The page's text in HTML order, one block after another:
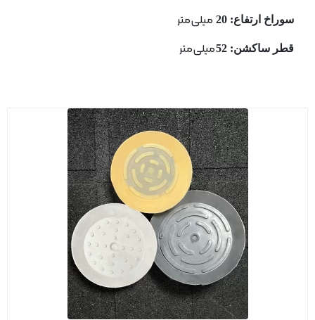
سوراخ ارتفاع: 20 میلی متر
قطر ساكشن: 52 میلی متر